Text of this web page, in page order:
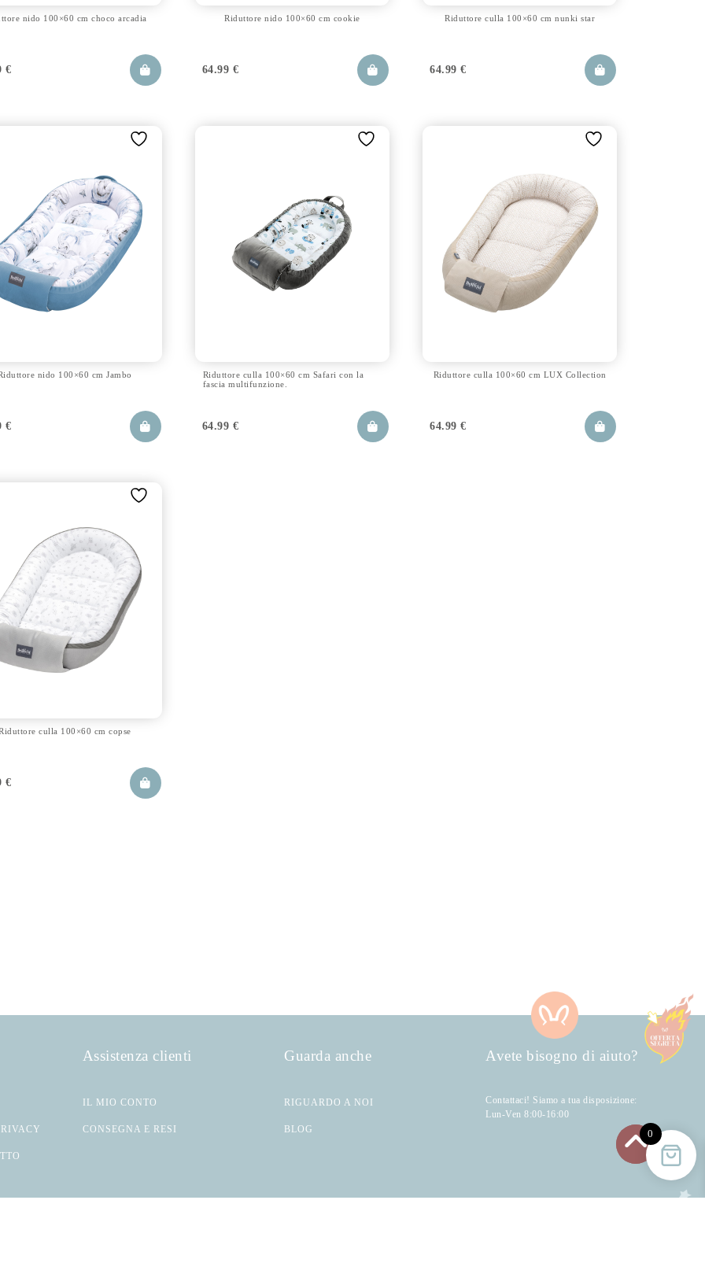
nido 100×60 cm choco arcadia
€
Riduttore nido 100×60 cm cookie
64.99 €
Riduttore culla 100×60 cm nunki star
64.99€
nido 100×60 cm Jambo
€
Riduttore culla 100×60 cm Safari con la
fascia multifunzione.
64.99 €
Riduttore culla 100×60 cm LUX Collection
64.99€
culla 100×60 cm copse
€
Assistenza clienti
IL MIO CONTO
CONSEGNA E RESI
Guarda anche
RIGUARDO A NOI
BLOG
Avete bisogno di aiuto?
Contattaci! Siamo a tua disposizione:
Lun-Ven 8:00-16:00
0